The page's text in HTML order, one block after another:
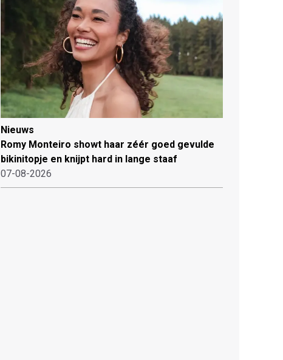
Nieuws
Romy Monteiro showt haar zéér goed gevulde
bikinitopje en knijpt hard in lange staaf
07-08-2026